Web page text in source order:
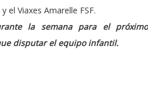
el Viaxes Amarelle FSF.
la semana para el próximo
disputar el equipo infantil.